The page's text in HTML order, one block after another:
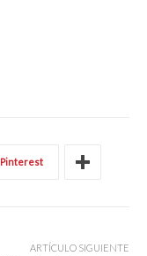
Pinterest
ARTÍCULO SIGUIENTE